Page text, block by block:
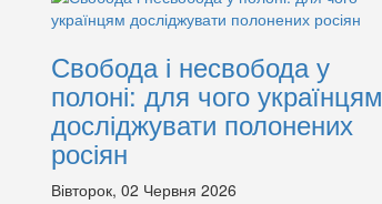
Свобода і несвобода у
полоні: для чого українцям
досліджувати полонених
росіян
Вівторок, 02 Червня 2026